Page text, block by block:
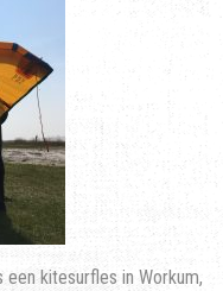
kitesurfles in Workum,